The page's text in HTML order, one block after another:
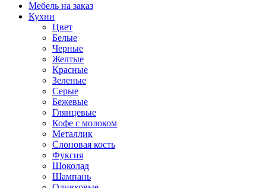
Мебель на заказ
Кухни
Цвет
Белые
Черные
Желтые
Красные
Зеленые
Серые
Бежевые
Глянцевые
Кофе с молоком
Металлик
Слоновая кость
Фуксия
Шоколад
Шампань